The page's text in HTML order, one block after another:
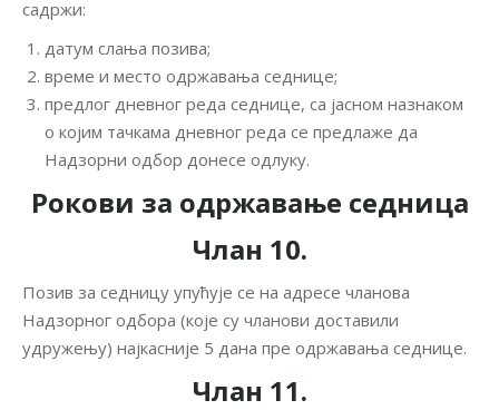
садржи:
датум слања позива;
време и место одржавања седнице;
предлог дневног реда седнице, са јасном назнаком
о којим тачкама дневног реда се предлаже да
Надзорни одбор донесе одлуку.
Рокови за одржавање седница
Члан 10.
Позив за седницу упућује се на адресе чланова
Надзорног одбора (које су чланови доставили
удружењу) најкасније 5 дана пре oдржавања седнице.
Члан 11.